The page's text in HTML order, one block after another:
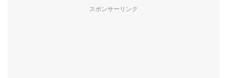
スポンサーリンク